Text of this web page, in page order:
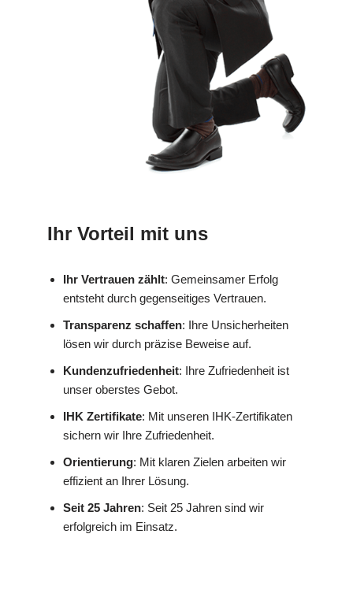
Ihr Vorteil mit uns
Ihr Vertrauen zählt: Gemeinsamer Erfolg
entsteht durch gegenseitiges Vertrauen.
Transparenz schaffen: Ihre Unsicherheiten
lösen wir durch präzise Beweise auf.
Kundenzufriedenheit: Ihre Zufriedenheit ist
unser oberstes Gebot.
IHK Zertifikate: Mit unseren IHK-Zertifikaten
sichern wir Ihre Zufriedenheit.
Orientierung: Mit klaren Zielen arbeiten wir
effizient an Ihrer Lösung.
Seit 25 Jahren: Seit 25 Jahren sind wir
erfolgreich im Einsatz.